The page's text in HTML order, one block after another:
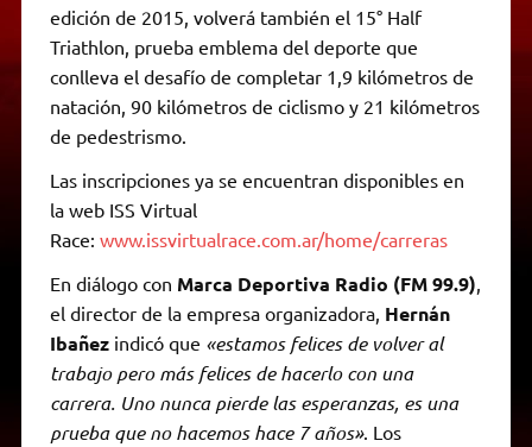
edición de 2015, volverá también el 15° Half
Triathlon, prueba emblema del deporte que
conlleva el desafío de completar 1,9 kilómetros de
natación, 90 kilómetros de ciclismo y 21 kilómetros
de pedestrismo.
Las inscripciones ya se encuentran disponibles en
la web ISS Virtual
Race: www.issvirtualrace.com.ar/home/carreras
En diálogo con Marca Deportiva Radio (FM 99.9)
el director de la empresa organizadora, Hernán
Ibañezindicó que «estamos felices de volver al
trabajo pero más felices de hacerlo con una
carrera. Uno nunca pierde las esperanzas, es una
prueba que no hacemos hace 7 años». Los